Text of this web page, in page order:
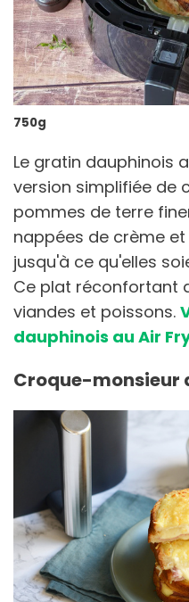
750g
Le gratin dauphinois
version simplifiée de
pommes de terre
nappées de crème
jusqu'à ce qu'elles
Ce plat réconfortant
viandes et poissons.
dauphinois au Air
Croque-monsieur